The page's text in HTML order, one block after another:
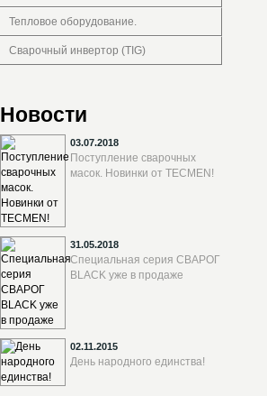
Тепловое оборудование.
Сварочный инвертор (TIG)
Новости
03.07.2018
Поступление сварочных
масок. Новинки от TECMEN!
31.05.2018
Специальная серия СВАРОГ
BLACK уже в продаже
02.11.2015
День народного единства!